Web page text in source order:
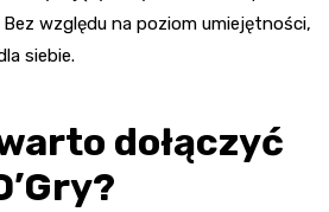
względu na poziom umiejętności,
siebie.
dołączyć